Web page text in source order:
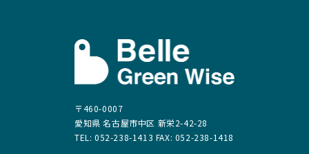
〒460-0007
愛知県 名古屋市中区 新栄2-42-28
TEL: 052-238-1413 FAX: 052-238-1418